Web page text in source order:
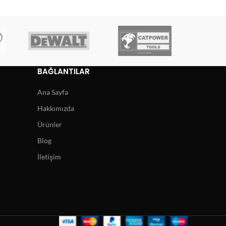
BAĞLANTILAR
Ana Sayfa
Hakkımızda
Ürünler
Blog
İletişim